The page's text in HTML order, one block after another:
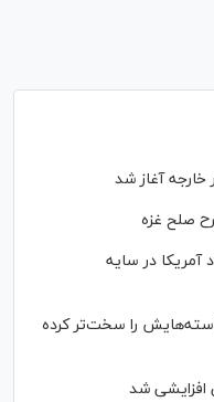
آغاز شد
صلح غزه
آمریکا در سایه
سی‌ان‌ان: ایران به جای تسلیم خواسته‌هایش را سخت‎‌تر کرده
افزایشی شد